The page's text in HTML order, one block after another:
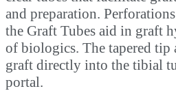
and preparation.
the Graft Tubes aid in graft
of biologics. The tapered
graft directly into the tibial
portal.